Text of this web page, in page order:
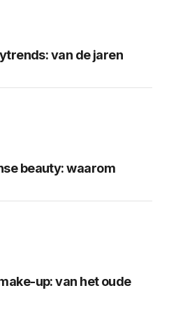
van de jaren
beauty: waarom
up: van het oude